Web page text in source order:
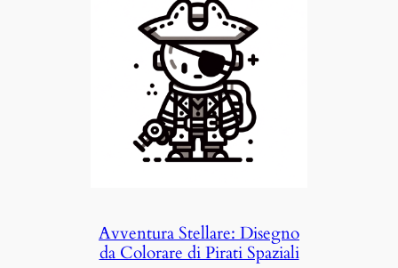
Avventura Stellare: Disegno
da Colorare di Pirati Spaziali